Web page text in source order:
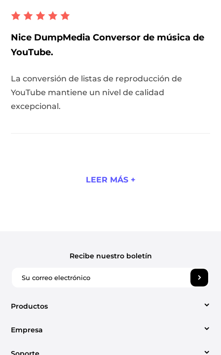
Nice DumpMedia Conversor de música de
YouTube.
La conversión de listas de reproducción de
YouTube mantiene un nivel de calidad
excepcional.
LEER MÁS +
Productos
Video Converter
Empresa
Recibe nuestro boletín